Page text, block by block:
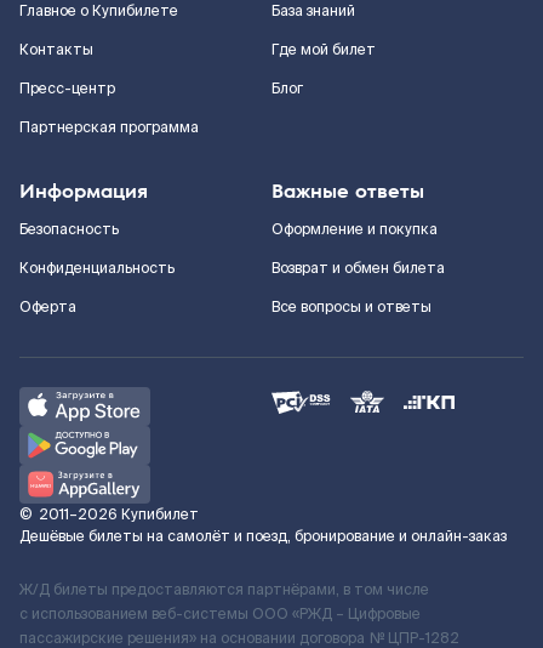
Главное о Купибилете
Контакты
Пресс-центр
Партнерская программа
База знаний
Где мой билет
Блог
Информация
Безопасность
Конфиденциальность
Оферта
Важные ответы
Оформление и покупка
Возврат и обмен билета
Все вопросы и ответы
© 2011–2026 Купибилет
Дешёвые билеты на самолёт и поезд, бронирование и онлайн-заказ
Ж/Д билеты предоставляются партнёрами, в том числе
с использованием веб-системы ООО «РЖД – Цифровые
пассажирские решения» на основании договора № ЦПР-1282